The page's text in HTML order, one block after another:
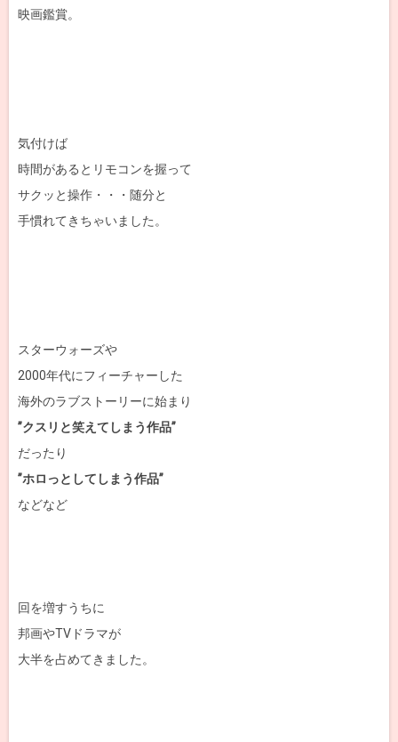
映画鑑賞。
気付けば
時間があるとリモコンを握って
サクッと操作・・・随分と
手慣れてきちゃいました。
スターウォーズや
2000年代にフィーチャーした
海外のラブストーリーに始まり
”クスリと笑えてしまう作品”
だったり
”ホロっとしてしまう作品”
などなど
回を増すうちに
邦画やTVドラマが
大半を占めてきました。